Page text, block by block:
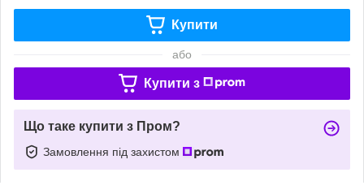
Купити
або
Купити з
Що таке купити з Пром?
Замовлення під захистом